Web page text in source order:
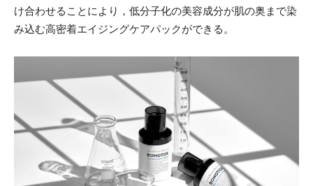
け合わせることにより，低分子化の美容成分が肌の奥まで染
み込む高密着エイジングケアパックができる。